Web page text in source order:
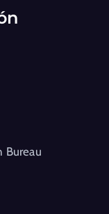
Bureau